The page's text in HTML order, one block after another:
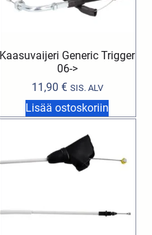
Kaasuvaijeri Generic Trigger
06->
11,90 € SIS. ALV
Lisää ostoskoriin